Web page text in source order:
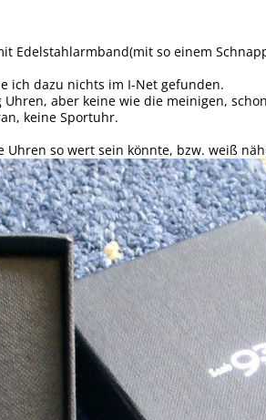
Edelstahlarmband(mit so einem
ich dazu nichts im I-Net gefunden.
Uhren, aber keine wie die meinigen,
keine Sportuhr.
so wert sein könnte, bzw. weiß